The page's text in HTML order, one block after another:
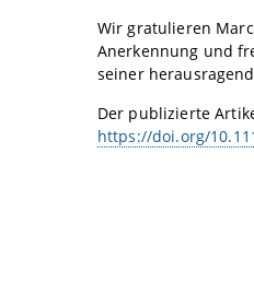
Wir gratulieren
Anerkennung und
seiner
Der publizierte
https://doi.org/